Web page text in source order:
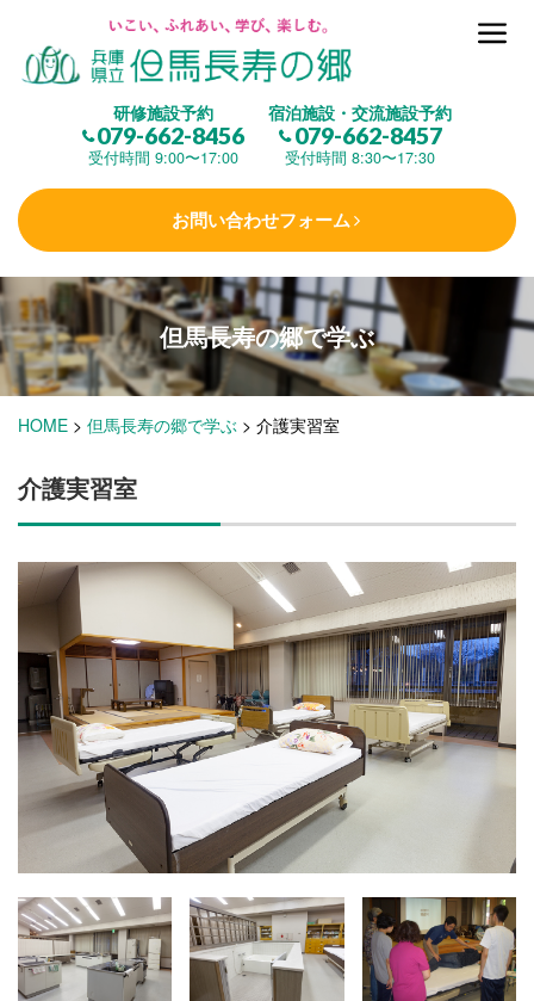
研修施設予約
079-662-8456
受付時間 9:00〜17:00
宿泊施設・交流施設予約
079-662-8457
受付時間 8:30〜17:30
お問い合わせフォーム
但馬長寿の郷とは
(研修施設)
楽しむ
学 ぶ(健康福祉)
泊まる(宿泊)
施設・料金
アクセス
但馬長寿の郷で学ぶ
HOME > 但馬長寿の郷で学ぶ > 介護実習室
介護実習室